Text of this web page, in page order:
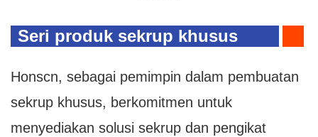
Seri produk sekrup khusus
Honscn, sebagai pemimpin dalam pembuatan
sekrup khusus, berkomitmen untuk
menyediakan solusi sekrup dan pengikat